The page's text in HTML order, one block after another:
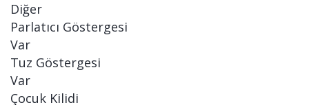
Diğer
Parlatıcı Göstergesi
Var
Tuz Göstergesi
Var
Çocuk Kilidi